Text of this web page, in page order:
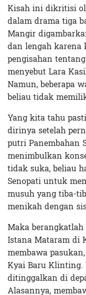
Kisah ini dikritisi
dalam drama tiga
Mangir
dan lengah karena
pengisahan
menyebut Lara
Namun, beberapa
beliau tidak
Yang kita tahu
dirinya setelah
putri Panembahan
menimbulkan
tidak suka, beliau
Senopati untuk
musuh yang tiba-
menikah dengan
Maka
Istana Mataram di
membawa
Kyai Baru Klinting.
ditinggalkan di
Alasannya,